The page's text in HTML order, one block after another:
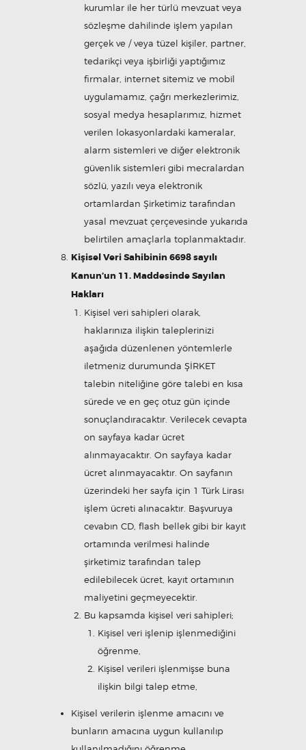
kurumlar ile her türlü mevzuat veya
sözleşme dahilinde işlem yapılan
gerçek ve / veya tüzel kişiler, partner,
tedarikçi veya işbirliği yaptığımız
firmalar, internet sitemiz ve mobil
uygulamamız, çağrı merkezlerimiz,
sosyal medya hesaplarımız, hizmet
verilen lokasyonlardaki kameralar,
alarm sistemleri ve diğer elektronik
güvenlik sistemleri gibi mecralardan
sözlü, yazılı veya elektronik
ortamlardan Şirketimiz tarafından
yasal mevzuat çerçevesinde yukarıda
belirtilen amaçlarla toplanmaktadır.
Kişisel Veri Sahibinin 6698 sayılı
Kanun’un 11. Maddesinde Sayılan
Hakları
Kişisel veri sahipleri olarak,
haklarınıza ilişkin taleplerinizi
aşağıda düzenlenen yöntemlerle
iletmeniz durumunda ŞİRKET
talebin niteliğine göre talebi en kısa
sürede ve en geç otuz gün içinde
sonuçlandıracaktır. Verilecek cevapta
on sayfaya kadar ücret
alınmayacaktır. On sayfaya kadar
ücret alınmayacaktır. On sayfanın
üzerindeki her sayfa için 1 Türk Lirası
işlem ücreti alınacaktır. Başvuruya
cevabın CD, flash bellek gibi bir kayıt
ortamında verilmesi halinde
şirketimiz tarafından talep
edilebilecek ücret, kayıt ortamının
maliyetini geçmeyecektir.
Bu kapsamda kişisel veri sahipleri;
Kişisel veri işlenip işlenmediğini
öğrenme,
Kişisel verileri işlenmişse buna
ilişkin bilgi talep etme,
Kişisel verilerin işlenme amacını ve
bunların amacına uygun kullanılıp